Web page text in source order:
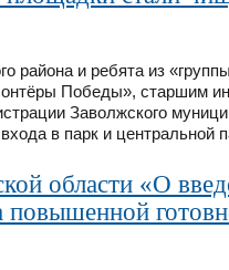
и ребята из
Победы», старшим
Заволжского
в парк и центральной
области «О